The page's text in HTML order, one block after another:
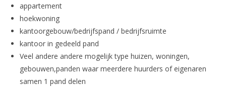
appartement
hoekwoning
kantoorgebouw/bedrijfspand / bedrijfsruimte
kantoor in gedeeld pand
Veel andere andere mogelijk type huizen, woningen,
gebouwen,panden waar meerdere huurders of eigenaren
samen 1 pand delen